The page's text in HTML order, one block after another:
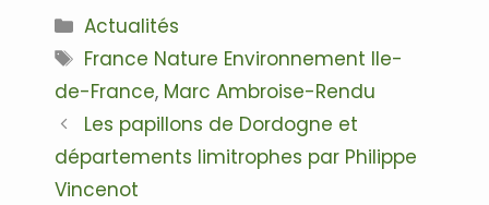
Catégories
Actualités
Étiquettes
France Nature Environnement Ile-
de-France, Marc Ambroise-Rendu
Navigation
des
articles
Les papillons de Dordogne et
départements limitrophes par Philippe
Vincenot